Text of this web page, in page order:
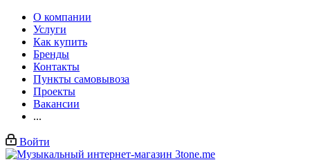
О компании
Услуги
Как купить
Бренды
Контакты
Пункты самовывоза
Проекты
Вакансии
...
Войти